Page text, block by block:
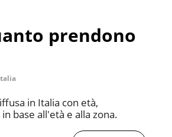
prendono
in Italia con età,
base all'età e alla zona.